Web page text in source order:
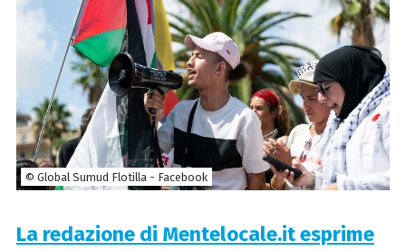
© Global Sumud Flotilla - Facebook
La redazione di Mentelocale.it esprime